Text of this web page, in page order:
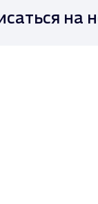
на